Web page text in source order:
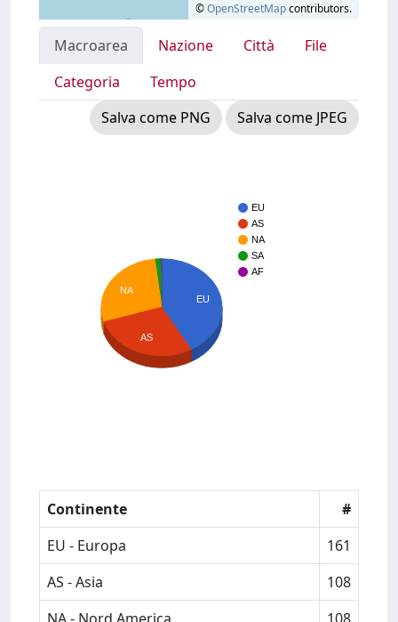
©OpenStreetMapcontributors.
Macroarea Nazione Città
File
Categoria
Tempo
Salva come PNG
Salva come JPEG
EU
AS
NA
SA
AF
EU
NA
AS
Continente
#
EU - Europa
161
AS - Asia
108